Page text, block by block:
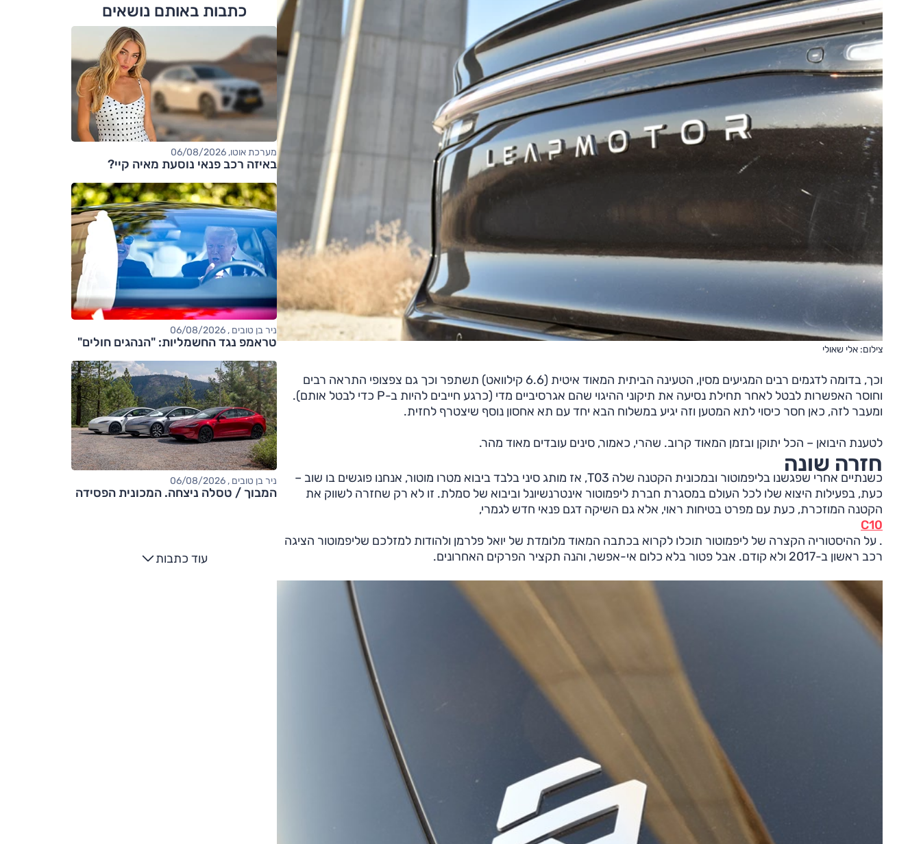
צילום: אלי שאולי
וכך, בדומה לדגמים רבים המגיעים מסין, הטעינה הביתית המאוד איטית (6.6 קילוואט) תשתפר וכך גם צפצופי התראה רבים
וחוסר האפשרות לבטל לאחר תחילת נסיעה את תיקוני ההיגוי שהם אגרסיביים מדי (כרגע חייבים להיות ב-P כדי לבטל אותם).
ומעבר לזה, כאן חסר כיסוי לתא המטען וזה יגיע במשלוח הבא יחד עם תא אחסון נוסף שיצטרף לחזית.
לטענת היבואן – הכל יתוקן ובזמן המאוד קרוב. שהרי, כאמור, סינים עובדים מאוד מהר.
חזרה שונה
כשנתיים אחרי שפגשנו בליפמוטור ובמכונית הקטנה שלה T03, אז מותג סיני בלבד ביבוא מטרו מוטור, אנחנו פוגשים בו שוב –
כעת, בפעילות היצוא שלו לכל העולם במסגרת חברת ליפמוטור אינטרנשיונל וביבוא של סמלת. זו לא רק שחזרה לשווק את
הקטנה המוזכרת, כעת עם מפרט בטיחות ראוי, אלא גם השיקה דגם פנאי חדש לגמרי,
C10
. על ההיסטוריה הקצרה של ליפמוטור תוכלו לקרוא בכתבה המאוד מלומדת של יואל פלרמן ולהודות למזלכם שליפמוטור הציגה
רכב ראשון ב-2017 ולא קודם. אבל פטור בלא כלום אי-אפשר, והנה תקציר הפרקים האחרונים.
כתבות באותם נושאים
מערכת אוטו, 06/08/2026
באיזה רכב פנאי נוסעת מאיה קיי?
ניר בן טובים , 06/08/2026
טראמפ נגד החשמליות: "הנהגים חולים"
ניר בן טובים , 06/08/2026
המבוך / טסלה ניצחה. המכונית הפסידה
עוד כתבות